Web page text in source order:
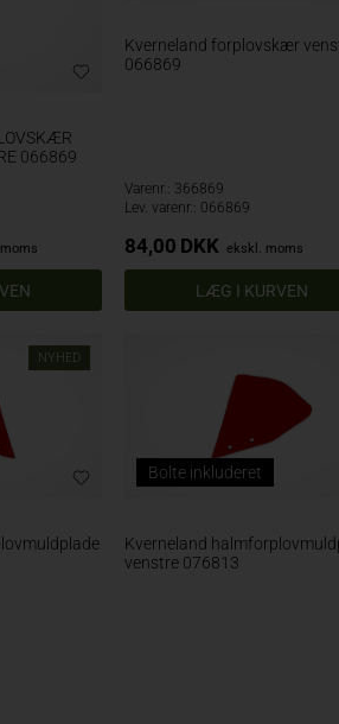
066869
Kverneland forplovskær
066869
Varenr.: 366869
Lev. varenr.: 066869
84,00 DKK ekskl. moms
NYHED
Bolte inkluderet
Kverneland
venstre 076813